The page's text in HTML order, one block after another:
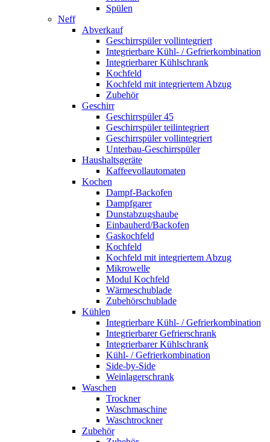
Spülen
Neff
Abverkauf
Geschirrspüler vollintegriert
Integrierbare Kühl- / Gefrierkombination
Integrierbarer Kühlschrank
Kochfeld
Kochfeld mit integriertem Abzug
Zubehör
Geschirr
Geschirrspüler 45
Geschirrspüler teilintegriert
Geschirrspüler vollintegriert
Unterbau-Geschirrspüler
Haushaltsgeräte
Kaffeevollautomaten
Kochen
Dampf-Backofen
Dampfgarer
Dunstabzugshaube
Einbauherd/Backofen
Gaskochfeld
Kochfeld
Kochfeld mit integriertem Abzug
Mikrowelle
Modul Kochfeld
Wärmeschublade
Zubehörschublade
Kühlen
Integrierbare Kühl- / Gefrierkombination
Integrierbarer Gefrierschrank
Integrierbarer Kühlschrank
Kühl- / Gefrierkombination
Side-by-Side
Weinlagerschrank
Waschen
Trockner
Waschmaschine
Waschtrockner
Zubehör